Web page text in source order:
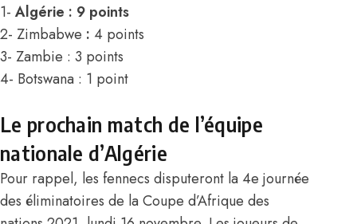
1- Algérie : 9 points
2- Zimbabwe : 4 points
3- Zambie : 3 points
4- Botswana : 1 point
Le prochain match de l’équipe
nationale d’Algérie
Pour rappel, les fennecs disputeront la 4e journée
des éliminatoires de la Coupe d’Afrique des